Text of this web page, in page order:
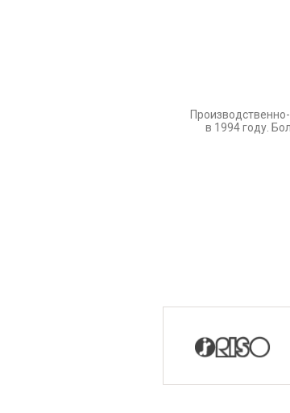
в 1994 году.